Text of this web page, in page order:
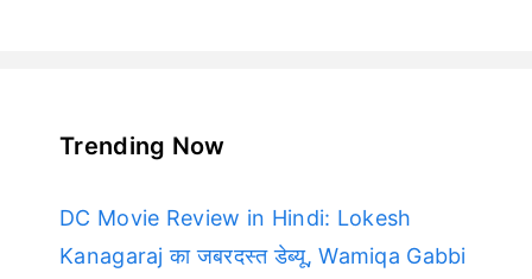
Trending Now
DC Movie Review in Hindi: Lokesh
Kanagaraj का जबरदस्त डेब्यू, Wamiqa Gabbi